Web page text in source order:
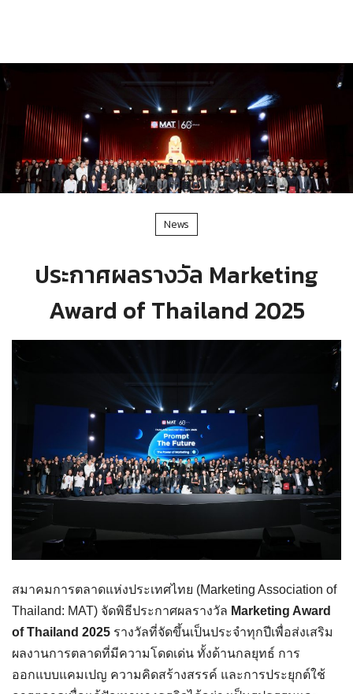
News
ประกาศผลรางวัล Marketing
Award of Thailand 2025
สมาคมการตลาดแห่งประเทศไทย (Marketing Association of
Thailand: MAT) จัดพิธีประกาศผลรางวัล Marketing Award
of Thailand 2025 รางวัลที่จัดขึ้นเป็นประจำทุกปีเพื่อส่งเสริม
ผลงานการตลาดที่มีความโดดเด่น ทั้งด้านกลยุทธ์ การ
ออกแบบแคมเปญ ความคิดสร้างสรรค์ และการประยุกต์ใช้